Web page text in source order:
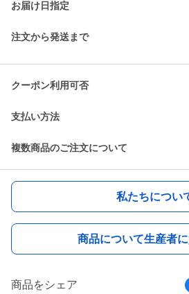
お届け日指定
注文から発送まで
クーポン利用可否
支払い方法
複数商品のご注文について
私たちについ
商品について生産者
商品をシェア